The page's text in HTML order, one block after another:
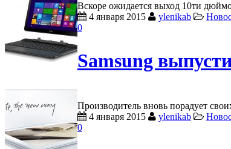
Вскоре ожидается выход 10ти
4 января 2015
ylenikab
0
Samsung
Производитель вновь порадует
4 января 2015
ylenikab
0